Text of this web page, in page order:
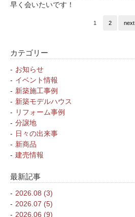
早く会いたいです！
1 2 next
カテゴリー
お知らせ
イベント情報
新築施工事例
新築モデルハウス
リフォーム事例
分譲地
日々の出来事
新商品
建売情報
最新記事
2026.08 (3)
2026.07 (5)
2026.06 (9)